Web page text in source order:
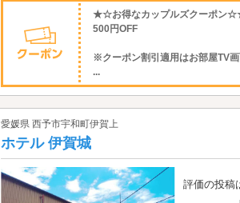
★☆お得なカップルズクーポン
500円OFF
※クーポン割引適用はお部屋TV
...
愛媛県 西予市宇和町伊賀上
ホテル 伊賀城
評価の投稿